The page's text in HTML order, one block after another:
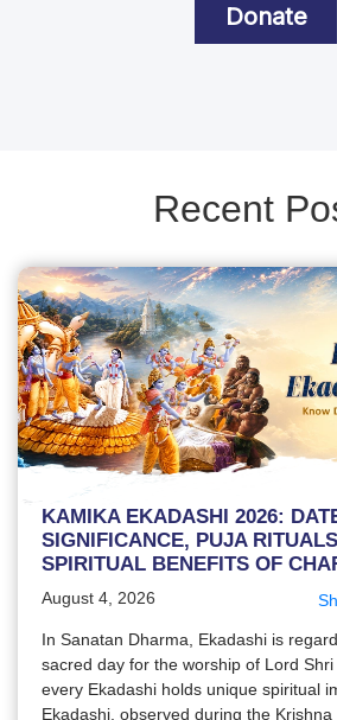
Donate
Recent
KAMIKA EKADASHI 2026:
SIGNIFICANCE, PUJA
SPIRITUAL BENEFITS OF
August 4, 2026
In Sanatan Dharma, Ekadashi is
sacred day for the worship of Lord
every Ekadashi holds unique spiritual
Ekadashi, observed during the